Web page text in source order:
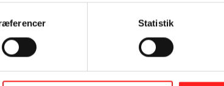
Statistik
retfærdighed og stærke institutioner
for handling